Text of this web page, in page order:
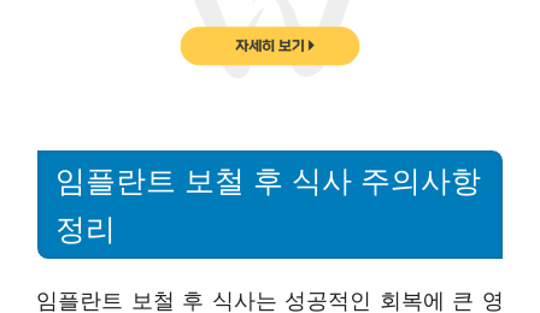
임플란트 보철 후 식사 주의사항
정리
임플란트 보철 후 식사는 성공적인 회복에 큰 영